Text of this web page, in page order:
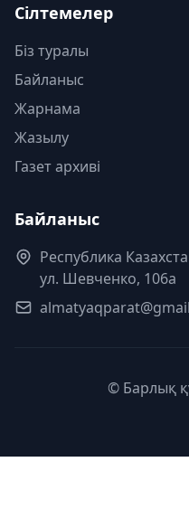
Сілтемелер
Біз туралы
Байланыс
Жарнама
Жазылу
Газет архиві
Байланыс
Республика
ул. Шевченко, 106а
© Барлық